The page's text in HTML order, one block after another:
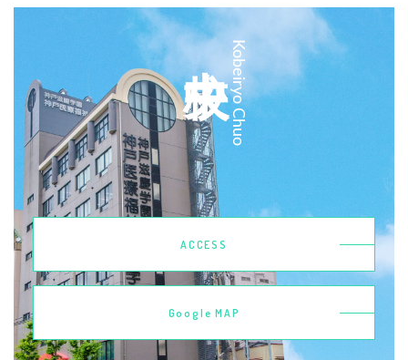
Kobeiryo Chuo
ACCESS
Google MAP